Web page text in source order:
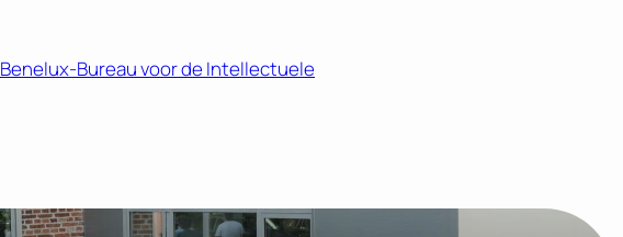
Benelux-Bureau voor de Intellectuele